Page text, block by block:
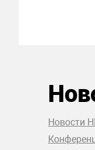
Новости